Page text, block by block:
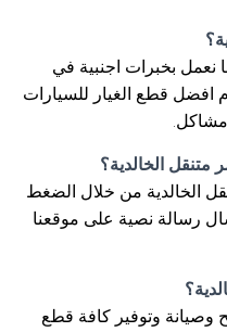
نعمل بخبرات اجنبية في
افضل قطع الغيار للسيارات
مشاكل.
الخالدية؟
الخالدية من خلال الضغط
رسالة نصية على موقعنا
وصيانة وتوفير كافة قطع